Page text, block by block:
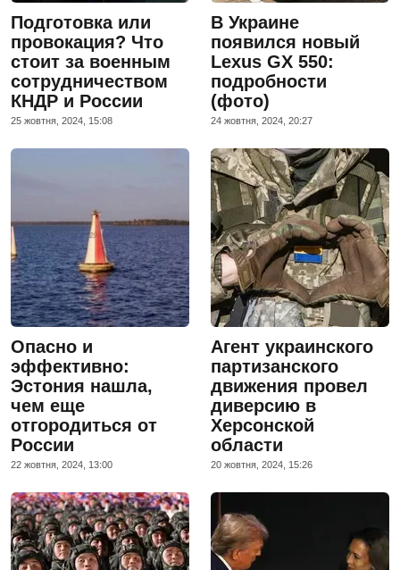
Подготовка или
провокация? Что
стоит за военным
сотрудничеством
КНДР и России
25 жовтня, 2024, 15:08
В Украине
появился новый
Lexus GX 550:
подробности
(фото)
24 жовтня, 2024, 20:27
Опасно и
эффективно:
Эстония нашла,
чем еще
отгородиться от
России
22 жовтня, 2024, 13:00
Агент украинского
партизанского
движения провел
диверсию в
Херсонской
области
20 жовтня, 2024, 15:26